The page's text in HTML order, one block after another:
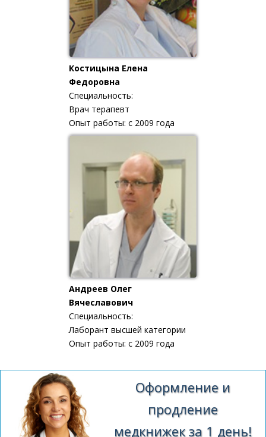
Костицына Елена
Федоровна
Специальность:
Врач терапевт
Опыт работы: с 2009 года
Андреев Олег
Вячеславович
Специальность:
Лаборант высшей категории
Опыт работы: с 2009 года
Оформление и
продление
медкнижек за 1 день!